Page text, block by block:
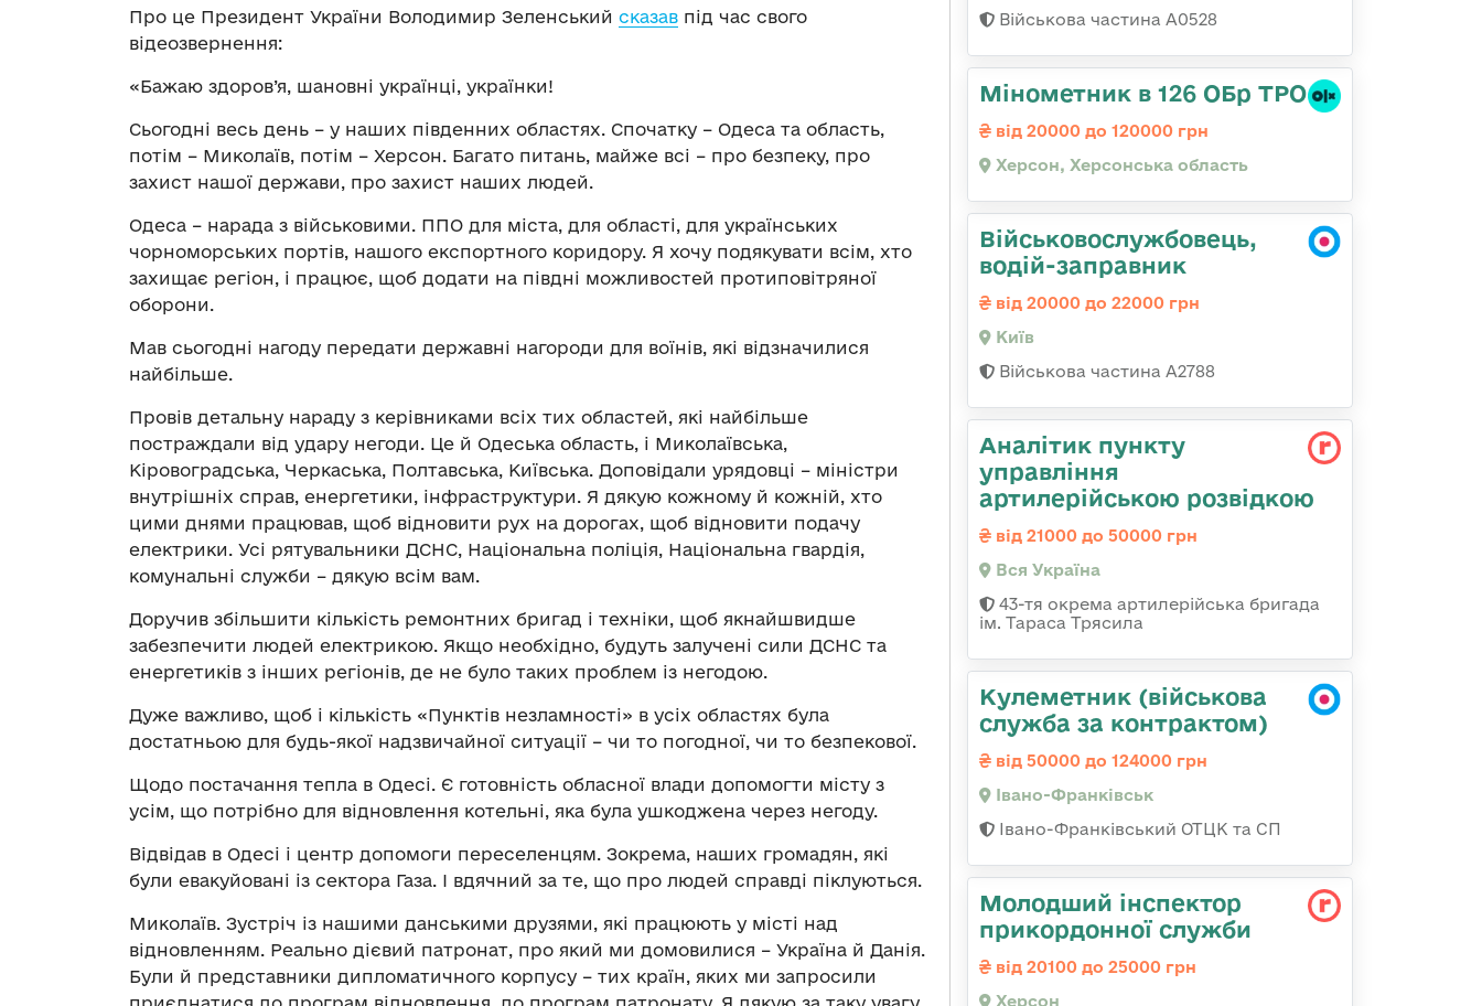
Про це Президент України Володимир Зеленський сказав під час свого
відеозвернення:
«Бажаю здоров’я, шановні українці, українки!
Сьогодні весь день – у наших південних областях. Спочатку – Одеса та область,
потім – Миколаїв, потім – Херсон. Багато питань, майже всі – про безпеку, про
захист нашої держави, про захист наших людей.
Одеса – нарада з військовими. ППО для міста, для області, для українських
чорноморських портів, нашого експортного коридору. Я хочу подякувати всім, хто
захищає регіон, і працює, щоб додати на півдні можливостей протиповітряної
оборони.
Мав сьогодні нагоду передати державні нагороди для воїнів, які відзначилися
найбільше.
Провів детальну нараду з керівниками всіх тих областей, які найбільше
постраждали від удару негоди. Це й Одеська область, і Миколаївська,
Кіровоградська, Черкаська, Полтавська, Київська. Доповідали урядовці – міністри
внутрішніх справ, енергетики, інфраструктури. Я дякую кожному й кожній, хто
цими днями працював, щоб відновити рух на дорогах, щоб відновити подачу
електрики. Усі рятувальники ДСНС, Національна поліція, Національна гвардія,
комунальні служби – дякую всім вам.
Доручив збільшити кількість ремонтних бригад і техніки, щоб якнайшвидше
забезпечити людей електрикою. Якщо необхідно, будуть залучені сили ДСНС та
енергетиків з інших регіонів, де не було таких проблем із негодою.
Дуже важливо, щоб і кількість «Пунктів незламності» в усіх областях була
достатньою для будь-якої надзвичайної ситуації – чи то погодної, чи то безпекової.
Щодо постачання тепла в Одесі. Є готовність обласної влади допомогти місту з
усім, що потрібно для відновлення котельні, яка була ушкоджена через негоду.
Відвідав в Одесі і центр допомоги переселенцям. Зокрема, наших громадян, які
були евакуйовані із сектора Газа. І вдячний за те, що про людей справді піклуються.
Миколаїв. Зустріч із нашими данськими друзями, які працюють у місті над
відновленням. Реально дієвий патронат, про який ми домовилися – Україна й Данія.
Були й представники дипломатичного корпусу – тих країн, яких ми запросили
Військова частина А0528
Мінометник в 126 ОБр ТРО
від 20000 до 120000 грн
Херсон, Херсонська область
Військовослужбовець,
водій-заправник
від 20000 до 22000 грн
Київ
Військова частина А2788
Аналітик пункту
управління
артилерійською розвідкою
від 21000 до 50000 грн
Вся Україна
43-тя окрема артилерійська бригада
ім. Тараса Трясила
Кулеметник (військова
служба за контрактом)
від 50000 до 124000 грн
Івано-Франківськ
Івано-Франківський ОТЦК та СП
Молодший інспектор
прикордонної служби
від 20100 до 25000 грн
Херсон